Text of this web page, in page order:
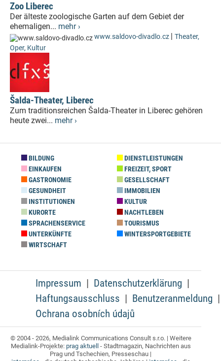
Zoo Liberec
Der älteste zoologische Garten auf dem Gebiet der
ehemaligen... mehr ›
www.saldovo-divadlo.cz | Theater,
Oper, Kultur
Šalda-Theater, Liberec
Zum traditionsreichen Šalda-Theater in Liberec gehören
heute zwei... mehr ›
BILDUNG
DIENSTLEISTUNGEN
EINKAUFEN
FREIZEIT, SPORT
GASTRONOMIE
GESELLSCHAFT
GESUNDHEIT
IMMOBILIEN
INSTITUTIONEN
KULTUR
KURORTE
NACHTLEBEN
SPRACHENSERVICE
TOURISMUS
UNTERKÜNFTE
WINTERSPORTGEBIETE
WIRTSCHAFT
Impressum
Datenschutzerklärung
Haftungsausschluss
Benutzeranmeldung
Ochrana osobních údajů
© 2004 - 2026, Medialink Communications Consult s.r.o. | Weitere
Medialink-Projekte: prag aktuell - Stadtmagazin, Nachrichten aus
Prag und Tschechien, Presseschau |